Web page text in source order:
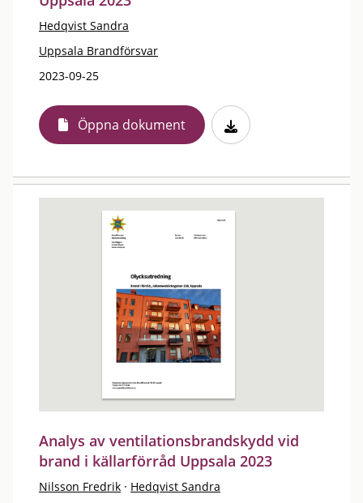
Hedqvist Sandra
Uppsala Brandförsvar
2023-09-25
Öppna dokument
Analys av ventilationsbrandskydd vid
brand i källarförråd Uppsala 2023
Nilsson Fredrik · Hedqvist Sandra